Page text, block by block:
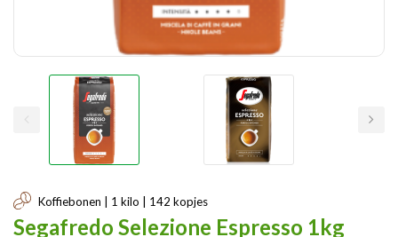
Koffiebonen | 1 kilo | 142 kopjes
Segafredo Selezione Espresso 1kg